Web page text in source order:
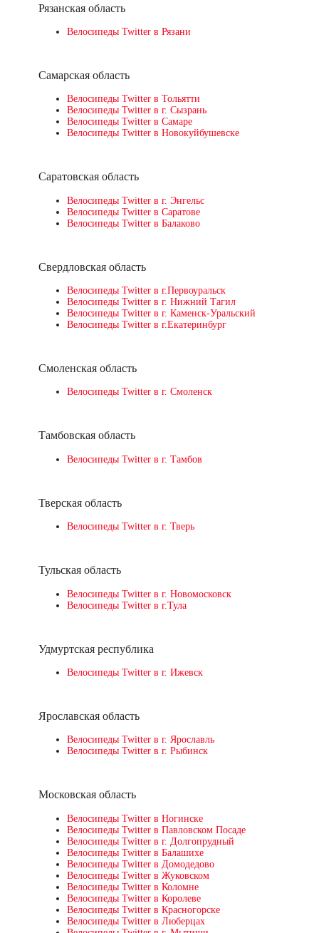
Рязанская область
Велосипеды Twitter в Рязани
Самарская область
Велосипеды Twitter в Тольятти
Велосипеды Twitter в г. Сызрань
Велосипеды Twitter в Самаре
Велосипеды Twitter в Новокуйбушевске
Саратовская область
Велосипеды Twitter в г. Энгельс
Велосипеды Twitter в Саратове
Велосипеды Twitter в Балаково
Свердловская область
Велосипеды Twitter в г.Первоуральск
Велосипеды Twitter в г. Нижний Тагил
Велосипеды Twitter в г. Каменск-Уральский
Велосипеды Twitter в г.Екатеринбург
Смоленская область
Велосипеды Twitter в г. Смоленск
Тамбовская область
Велосипеды Twitter в г. Тамбов
Тверская область
Велосипеды Twitter в г. Тверь
Тульская область
Велосипеды Twitter в г. Новомосковск
Велосипеды Twitter в г.Тула
Удмуртская республика
Велосипеды Twitter в г. Ижевск
Ярославская область
Велосипеды Twitter в г. Ярославль
Велосипеды Twitter в г. Рыбинск
Московская область
Велосипеды Twitter в Ногинске
Велосипеды Twitter в Павловском Посаде
Велосипеды Twitter в г. Долгопрудный
Велосипеды Twitter в Балашихе
Велосипеды Twitter в Домодедово
Велосипеды Twitter в Жуковском
Велосипеды Twitter в Коломне
Велосипеды Twitter в Королеве
Велосипеды Twitter в Красногорске
Велосипеды Twitter в Люберцах